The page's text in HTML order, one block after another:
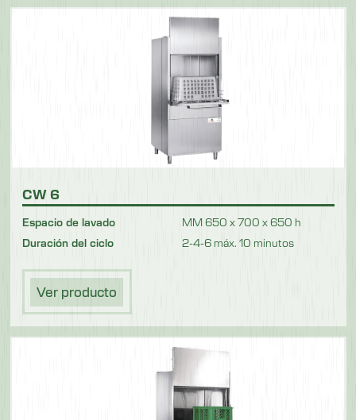
CW 6
Espacio de lavado
MM 650 x 700 x 650 h
Duración del ciclo
2-4-6 máx. 10 minutos
Ver producto